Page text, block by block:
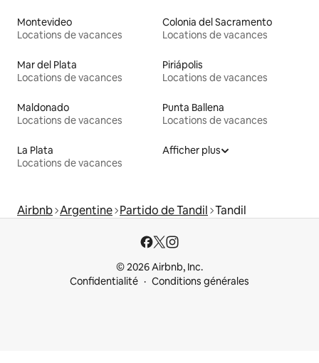
Montevideo
Locations de vacances
Colonia del Sacramento
Locations de vacances
Mar del Plata
Locations de vacances
Piriápolis
Locations de vacances
Maldonado
Locations de vacances
Punta Ballena
Locations de vacances
La Plata
Locations de vacances
Afficher plus
Airbnb Argentine Partido de Tandil Tandil
© 2026 Airbnb, Inc.
Confidentialité
Conditions générales